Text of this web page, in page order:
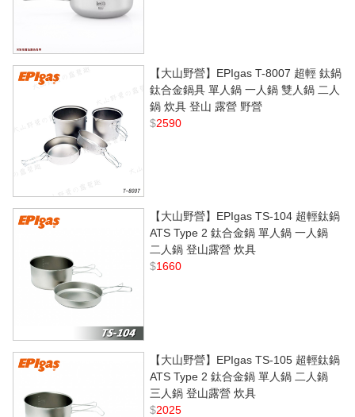
【大山野營】EPIgas T-8007 超輕 鈦鍋
鈦合金鍋具 單人鍋 一人鍋 雙人鍋 二人
鍋 炊具 登山 露營 野營
$2590
【大山野營】EPIgas TS-104 超輕鈦鍋
ATS Type 2 鈦合金鍋 單人鍋 一人鍋
二人鍋 登山露營 炊具
$1660
【大山野營】EPIgas TS-105 超輕鈦鍋
ATS Type 2 鈦合金鍋 單人鍋 二人鍋
三人鍋 登山露營 炊具
$2025